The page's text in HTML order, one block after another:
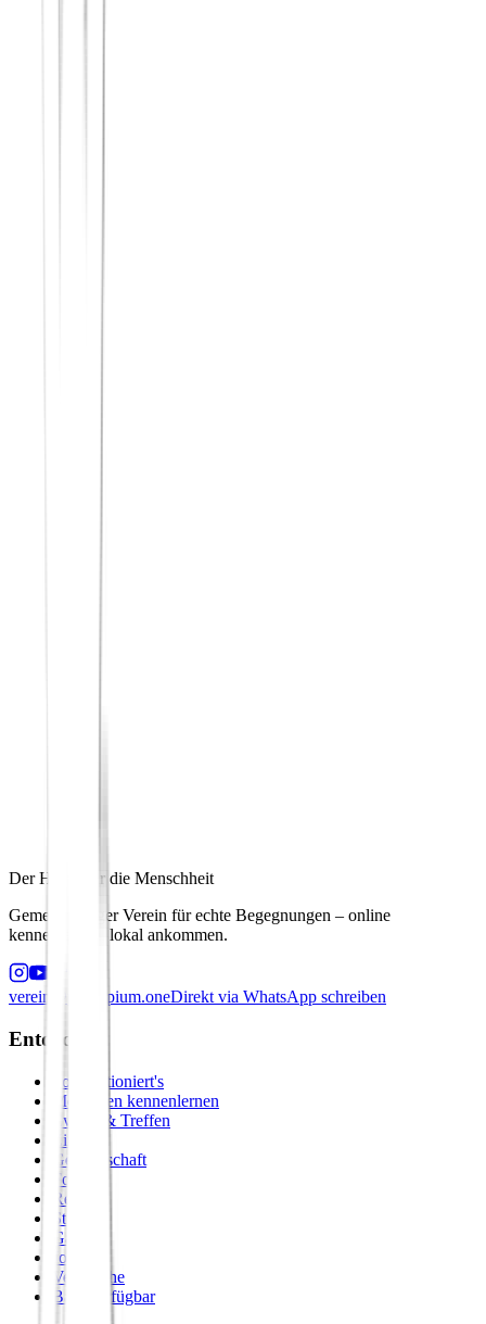
Der Hafen für die Menschheit
Gemeinnütziger Verein für echte Begegnungen – online
kennenlernen, lokal ankommen.
verein@principium.oneDirekt via WhatsApp schreiben
Entdecken
So funktioniert's
Menschen kennenlernen
Events & Treffen
Zirkel
Gemeinschaft
Formate
Retreats
Städte
Galerie
Journal
Vergleiche
Bald verfügbar